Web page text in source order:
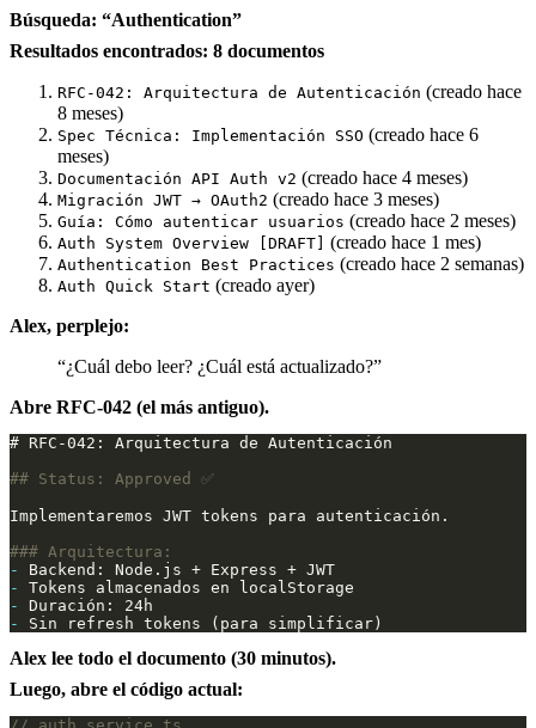
Búsqueda: “Authentication”
Resultados encontrados: 8 documentos
RFC-042: Arquitectura de Autenticación (creado hace
8 meses)
Spec Técnica: Implementación SSO (creado hace 6
meses)
Documentación API Auth v2 (creado hace 4 meses)
Migración JWT → OAuth2 (creado hace 3 meses)
Guía: Cómo autenticar usuarios (creado hace 2 meses)
Auth System Overview [DRAFT] (creado hace 1 mes)
Authentication Best Practices (creado hace 2 semanas)
Auth Quick Start (creado ayer)
Alex, perplejo:
“¿Cuál debo leer? ¿Cuál está actualizado?”
Abre RFC-042 (el más antiguo).
-
-
-
-
Alex lee todo el documento (30 minutos).
Luego, abre el código actual: